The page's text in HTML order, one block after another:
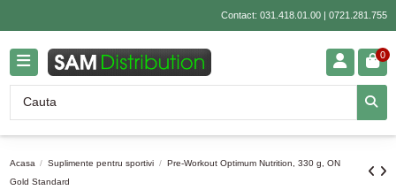
Contact: 031.418.01.00| 0721.281.755
0
Acasa Suplimente pentru sportivi
Pre-Workout Optimum Nutrition, 330 g, ON
Gold Standard